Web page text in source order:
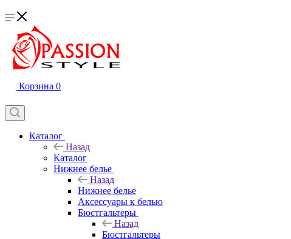
Корзина 0
Каталог
Назад
Каталог
Нижнее белье
Назад
Нижнее белье
Аксессуары к белью
Бюстгальтеры
Назад
Бюстгальтеры